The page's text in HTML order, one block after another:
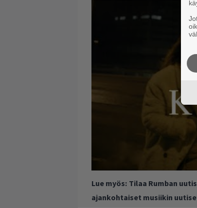
Lue myös: Tilaa Rumban
ajankohtaiset musiikin